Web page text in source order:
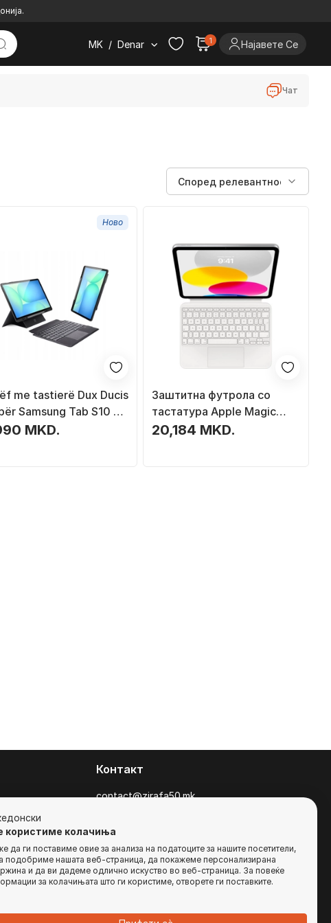
MK / Denar 1 Најавете Се
Чат
Ново
me tastierë Dux Ducis
Samsung Tab S10 FE
Bluetooth, material
MKD.
Заштитна футрола со
тастатура Apple Magic
Keyboard Folio за 12,9" iPad
20,184 MKD.
Контакт
contact@zirafa50.mk
За барања на понуди, контактирајте нѐ
на:
b2b@zirafa50.mk
користиме колачиња
да ги поставиме овие за анализа на податоците за нашите посетители,
подобриме нашата веб-страница, да покажеме персонализирана
и да ви дадеме одлично искуство во веб-страница. За повеќе
за колачињата што ги користиме, отворете ги поставките.